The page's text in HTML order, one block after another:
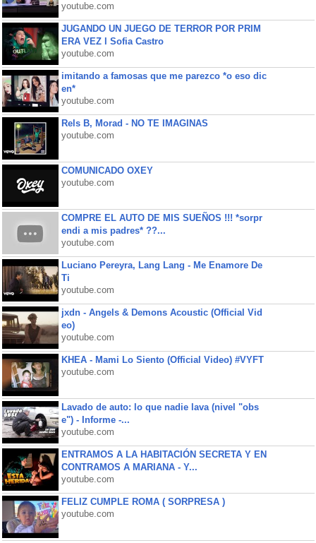
youtube.com
JUGANDO UN JUEGO DE TERROR POR PRIM
ERA VEZ l Sofia Castro
youtube.com
imitando a famosas que me parezco *o eso dic
en*
youtube.com
Rels B, Morad - NO TE IMAGINAS
youtube.com
COMUNICADO OXEY
youtube.com
COMPRE EL AUTO DE MIS SUEÑOS !!! *sorpr
endi a mis padres* ??...
youtube.com
Luciano Pereyra, Lang Lang - Me Enamore De
Ti
youtube.com
jxdn - Angels & Demons Acoustic (Official Vid
eo)
youtube.com
KHEA - Mami Lo Siento (Official Video) #VYFT
youtube.com
Lavado de auto: lo que nadie lava (nivel "obs
e") - Informe -...
youtube.com
ENTRAMOS A LA HABITACIÓN SECRETA Y EN
CONTRAMOS A MARIANA - Y...
youtube.com
FELIZ CUMPLE ROMA ( SORPRESA )
youtube.com